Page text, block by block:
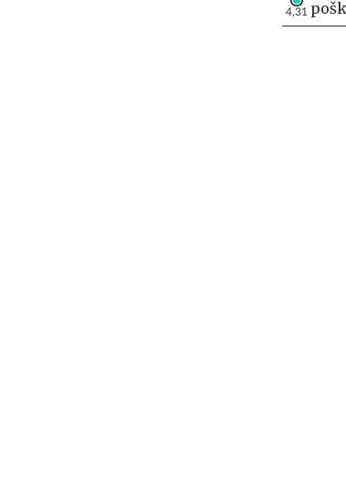
4,31